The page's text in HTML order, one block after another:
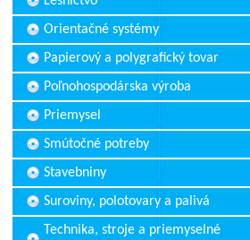
Orientačné systémy
Papierový a polygrafický tovar
Poľnohospodárska výroba
Priemysel
Smútočné potreby
Stavebniny
Suroviny, polotovary a palivá
Technika, stroje a priemyselné